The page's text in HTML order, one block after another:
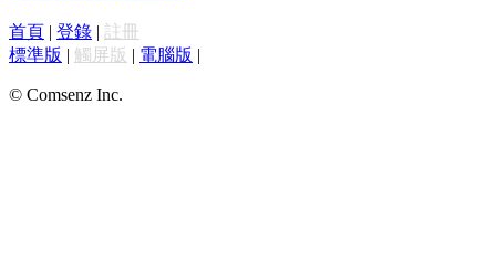
首頁 | 登錄 | 註冊
標準版 | 觸屏版 | 電腦版 |
© Comsenz Inc.